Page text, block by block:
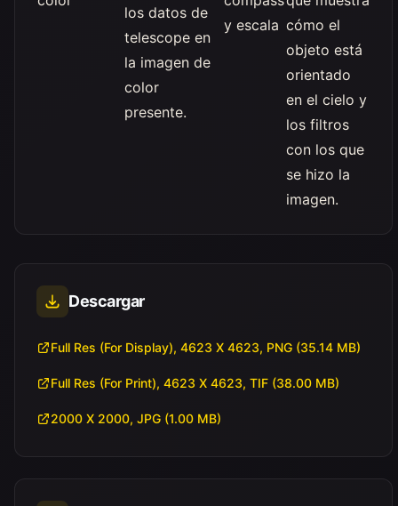
los datos de
telescope en
la imagen de
color
presente.
y escala cómo el
objeto está
orientado
en el cielo y
los filtros
con los que
se hizo la
imagen.
Descargar
Full Res (For Display), 4623 X 4623, PNG (35.14 MB)
Full Res (For Print), 4623 X 4623, TIF (38.00 MB)
2000 X 2000, JPG (1.00 MB)